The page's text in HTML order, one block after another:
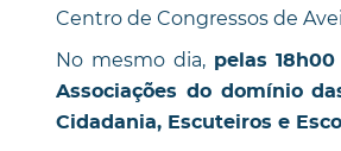
Centro de Congressos de
No mesmo dia, pelas 18h00
Associações do domínio
Cidadania, Escuteiros e